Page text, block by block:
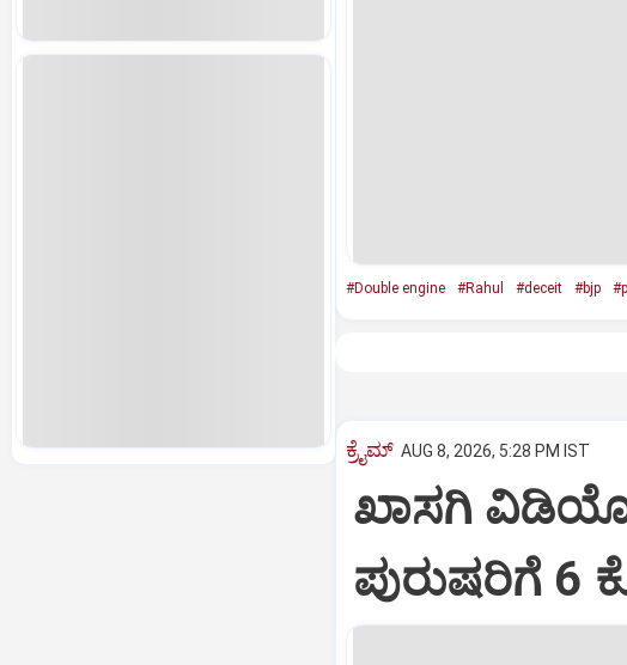
#Double engine #Rahul #deceit #bjp
ಕ್ರೈಮ್ AUG 8, 2026, 5:28 PM IST
ಖಾಸಗಿ
ಪುರುಷರಿಗೆ